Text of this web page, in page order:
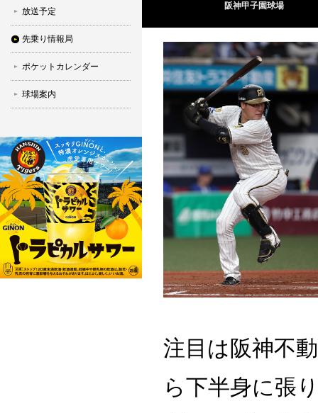
放送予定
先乗り情報局
ポケットカレンダー
球場案内
阪神甲子園球場
注目は阪神不
ら下半身に張